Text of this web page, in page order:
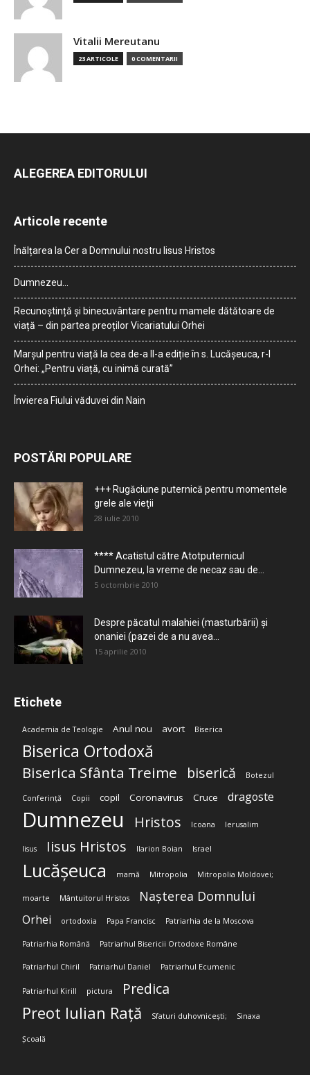
Vitalii Mereutanu
23 ARTICOLE 0 COMENTARII
ALEGEREA EDITORULUI
Articole recente
Înălțarea la Cer a Domnului nostru Iisus Hristos
Dumnezeu…
Recunoștință și binecuvântare pentru mamele dătătoare de
viață – din partea preoților Vicariatului Orhei
Marșul pentru viață la cea de-a II-a ediție în s. Lucășeuca, r-l
Orhei: „Pentru viață, cu inimă curată”
Învierea Fiului văduvei din Nain
POSTĂRI POPULARE
+++ Rugăciune puternică pentru momentele
grele ale vieţii
28 iulie 2010
**** Acatistul către Atotputernicul
Dumnezeu, la vreme de necaz sau de...
5 octombrie 2010
Despre păcatul malahiei (masturbării) şi
onaniei (pazei de a nu avea...
15 aprilie 2010
Etichete
Academia de Teologie Anul nou avort Biserica
Biserica Ortodoxă
Biserica Sfânta Treime biserică Botezul
Conferință Copii copil Coronavirus Cruce dragoste
Dumnezeu Hristos Icoana Ierusalim
Iisus Iisus Hristos Ilarion Boian Israel
Lucășeuca mamă Mitropolia Mitropolia Moldovei;
moarte Mântuitorul Hristos Nașterea Domnului
Orhei ortodoxia Papa Francisc Patriarhia de la Moscova
Patriarhia Română Patriarhul Bisericii Ortodoxe Române
Patriarhul Chiril Patriarhul Daniel Patriarhul Ecumenic
Patriarhul Kirill pictura Predica
Preot Iulian Rață Sfaturi duhovnicești; Sinaxa
Școală